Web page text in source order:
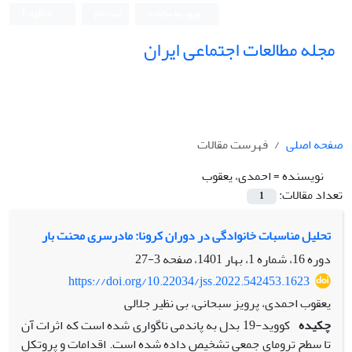
مجله مطالعات اجتماعی ایران
صفحه اصلی
فهرست مقالات
نویسنده =احمدی، یعقوب
تعداد مقالات:
1
تحلیل مناسبات خانوادگی در دوران کرونا: مادرسری محنت بار
دوره 16، شماره 1، بهار 1401، صفحه
3-27
https://doi.org/10.22034/jss.2022.542453.1623
یعقوب احمدی، پرویز سبحانی، بی نظیر جلالی
چکیده
کووید-19 بدل به پاندمی ناگواری شده است که اثرات آن
تا سطح ترومای جمعی تشخیص داده شده است. اقدامات و پروتکل